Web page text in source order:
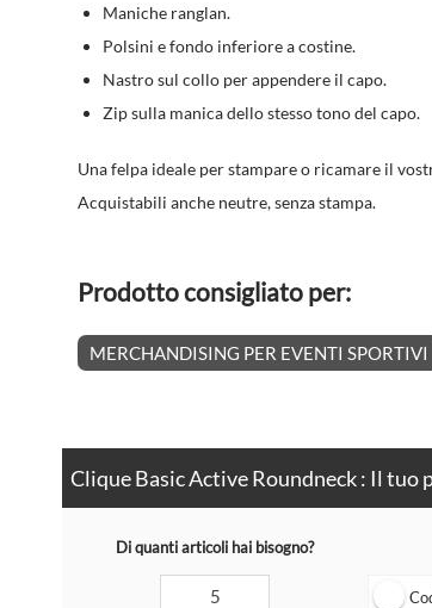
Maniche ranglan.
Polsini e fondo inferiore a costine.
Nastro sul collo per appendere il capo.
Zip sulla manica dello stesso tono del capo.
Una felpa ideale per stampare o ricamare il
Acquistabili anche neutre, senza stampa.
Prodotto consigliato per:
MERCHANDISING PER EVENTI SPORTIVI
Clique Basic Active Roundneck : Il tuo
Di quanti articoli hai bisogno?